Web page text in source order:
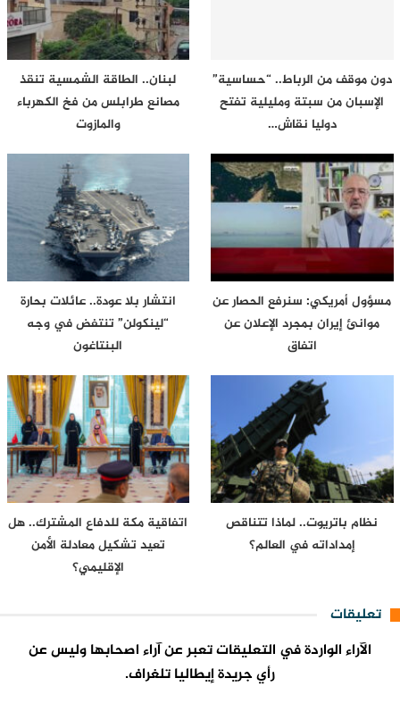
دون موقف من الرباط.. “حساسية”
الإسبان من سبتة ومليلية تفتح
دوليا نقاش…
لبنان.. الطاقة الشمسية تنقذ
مصانع طرابلس من فخ الكهرباء
والمازوت
مسؤول أمريكي: سنرفع الحصار عن
موانئ إيران بمجرد الإعلان عن
اتفاق
انتشار بلا عودة.. عائلات بحارة
“لينكولن” تنتفض في وجه
البنتاغون
نظام باتريوت.. لماذا تتناقص
إمداداته في العالم؟
اتفاقية مكة للدفاع المشترك.. هل
تعيد تشكيل معادلة الأمن
الإقليمي؟
تعليقات
الآراء الواردة في التعليقات تعبر عن آراء اصحابها وليس عن
رأي جريدة إيطاليا تلغراف.